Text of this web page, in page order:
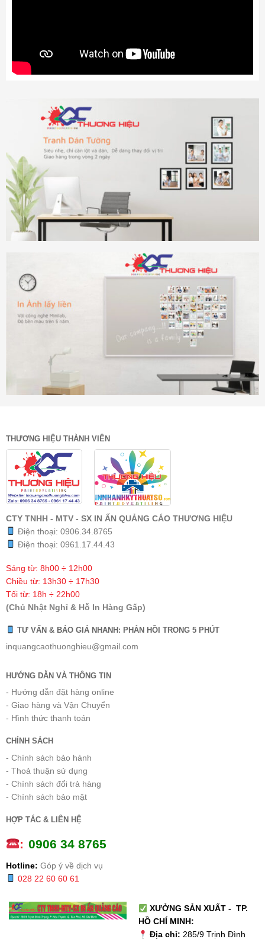
THƯƠNG HIỆU THÀNH VIÊN
CTY TNHH - MTV - SX IN ẤN QUẢNG CÁO THƯƠNG HIỆU
Điện thoại: 0906.34.8765
Điện thoại: 0961.17.44.43
Sáng từ: 8h00 ÷ 12h00
Chiều từ: 13h30 ÷ 17h30
Tối từ: 18h ÷ 22h00
(Chủ Nhật Nghỉ & Hỗ In Hàng Gấp)
TƯ VẤN & BÁO GIÁ NHANH: PHẢN HỒI TRONG 5 PHÚT
inquangcaothuonghieu@gmail.com
HƯỚNG DẪN VÀ THÔNG TIN
- Hướng dẫn đặt hàng online
- Giao hàng và Vận Chuyển
- Hình thức thanh toán
CHÍNH SÁCH
- Chính sách bảo hành
- Thoả thuận sử dụng
- Chính sách đổi trả hàng
- Chính sách bảo mật
HỢP TÁC & LIÊN HỆ
: 0906 34 8765
Hotline: Góp ý về dịch vụ
028 22 60 60 61
XƯỞNG SẢN XUẤT - TP.
HỒ CHÍ MINH:
Địa chỉ: 285/9 Trịnh Đình